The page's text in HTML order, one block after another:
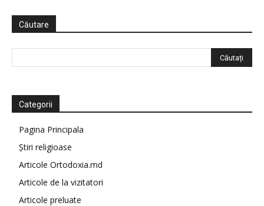
Căutare
Categorii
Pagina Principala
Știri religioase
Articole Ortodoxia.md
Articole de la vizitatori
Articole preluate